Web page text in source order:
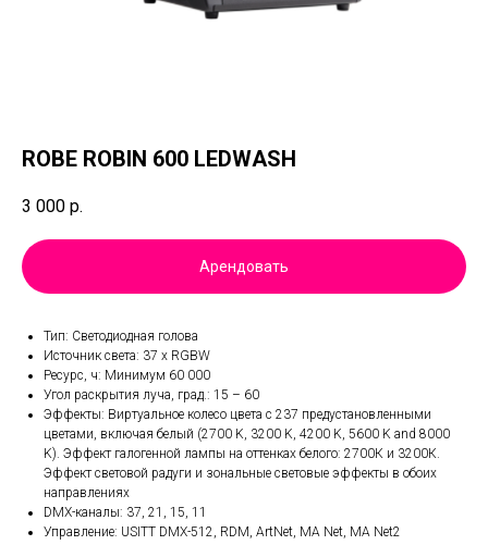
ROBE ROBIN 600 LEDWASH
3 000 р.
Арендовать
Тип: Светодиодная голова
Источник света: 37 x RGBW
Ресурс, ч: Минимум 60 000
Угол раскрытия луча, град.: 15 – 60
Эффекты: Виртуальное колесо цвета с 237 предустановленными
цветами, включая белый (2700 K, 3200 K, 4200 K, 5600 K and 8000
K). Эффект галогенной лампы на оттенках белого: 2700К и 3200К.
Эффект световой радуги и зональные световые эффекты в обоих
направлениях
DMX-каналы: 37, 21, 15, 11
Управление: USITT DMX-512, RDM, ArtNet, MA Net, MA Net2